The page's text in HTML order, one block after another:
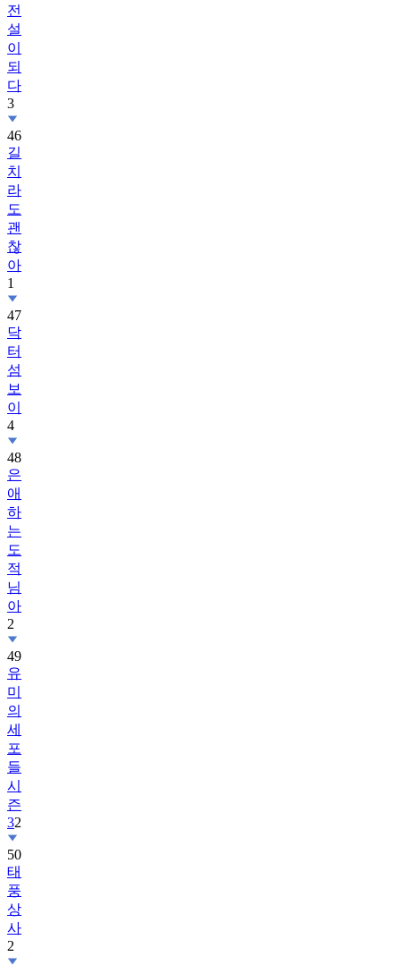
전
설
이
되
다
3
46
길
치
라
도
괜
찮
아
1
47
닥
터
섬
보
이
4
48
은
애
하
는
도
적
님
아
2
49
유
미
의
세
포
들
시
즌
32
50
태
풍
상
사
2